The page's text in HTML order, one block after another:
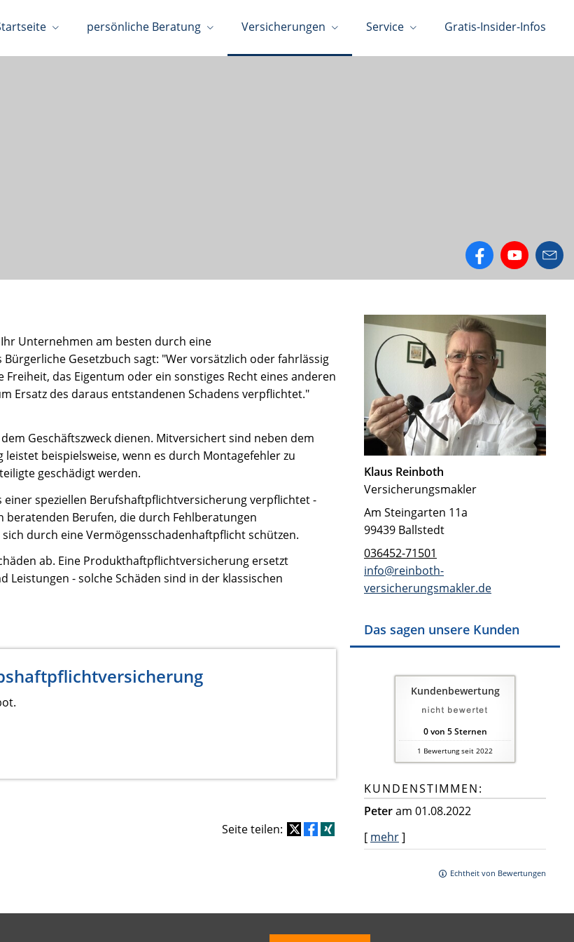
persönliche Beratung Versicherungen Service Gratis-Insider-Infos
Klaus Reinboth
Versicherungsmakler
Am Steingarten 11a
99439 Ballstedt
036452-71501
info@reinboth-
versicherungsmakler.de
Das sagen unsere Kunden
Kundenbewertung
0von 5Sternen
1 Bewertung seit 2022
KUNDENSTIMMEN:
Peteram 01.08.2022
[ mehr]
Echtheit von Bewertungen
Unternehmen am besten durch eine
Gesetzbuch sagt: "Wer vorsätzlich oder fahrlässig
das Eigentum oder ein sonstiges Recht eines anderen
Ersatz des daraus entstandenen Schadens verpflichtet."
Geschäftszweck dienen. Mitversichert sind neben dem
beispielsweise, wenn es durch Montagefehler zu
geschädigt werden.
speziellen Berufshaftpflichtversicherung verpflichtet -
beratenden Berufen, die durch Fehlberatungen
durch eine Vermögensschadenhaftpflicht schützen.
ab. Eine Produkthaftpflichtversicherung ersetzt
- solche Schäden sind in der klassischen
Seite teilen: